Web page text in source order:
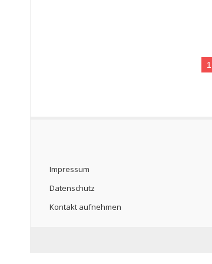
1
Impressum
Datenschutz
Kontakt aufnehmen